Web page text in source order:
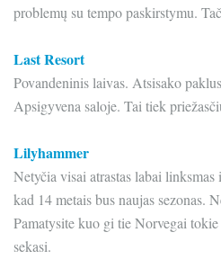
problemų su tempo paskirstymu.
Last Resort
Povandeninis laivas. Atsisako
Apsigyvena saloje. Tai tiek
Lilyhammer
Netyčia visai atrastas labai
kad 14 metais bus naujas sezonas.
Pamatysite kuo gi tie Norvegai
sekasi.